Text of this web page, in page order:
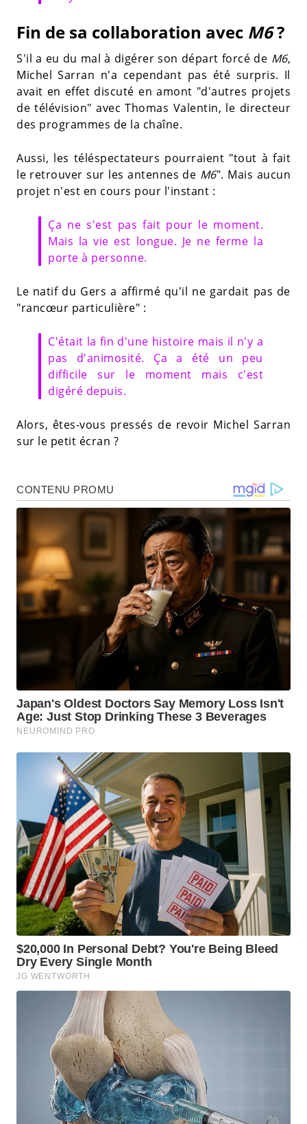
Fin de sa collaboration avec M6?
S'il a eu du mal à digérer son départ forcé de M6,
Michel Sarran n'a cependant pas été surpris. Il
avait en effet discuté en amont "d'autres projets
de télévision" avec Thomas Valentin, le directeur
des programmes de la chaîne.
Aussi, les téléspectateurs pourraient "tout à fait
le retrouver sur les antennes de M6". Mais aucun
projet n'est en cours pour l'instant :
Ça ne s'est pas fait pour le moment.
Mais la vie est longue. Je ne ferme la
porte à personne.
Le natif du Gers a affirmé qu'il ne gardait pas de
"rancœur particulière" :
C'était la fin d'une histoire mais il n'y a
pas d'animosité. Ça a été un peu
difficile sur le moment mais c'est
digéré depuis.
Alors, êtes-vous pressés de revoir Michel Sarran
sur le petit écran ?